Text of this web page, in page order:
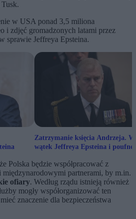
w USA ponad 3,5 miliona
i zdjęć gromadzonych latami przez
sprawie Jeffreya Epsteina.
Zatrzymanie księcia Andrzeja.
wątek Jeffreya Epsteina i poufne
Polska będzie współpracować z
międzynarodowymi partnerami, by m.in.
ofiary. Według rządu istnieją również
mogły współorganizować ten
znaczenie dla bezpieczeństwa